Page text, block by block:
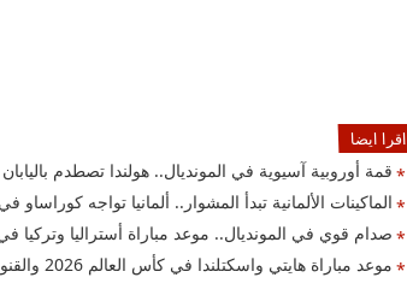
اقرا ايضا
قمة أوروبية آسيوية في المونديال.. هولندا تصطدم باليابان
الماكينات الألمانية تبدأ المشوار.. ألمانيا تواجه كوراساو في
صدام قوي في المونديال.. موعد مباراة أستراليا وتركيا في
موعد مباراة هايتي واسكتلندا في كأس العالم 2026 والقنوات الناقلة للمواجهة المرتقبة